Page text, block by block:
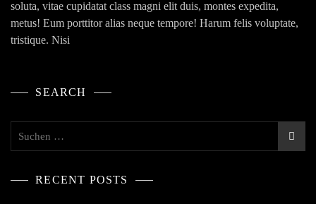
soluta, vitae cupidatat class magni elit duis, montes expedita,
metus! Eum porttitor alias neque tempore! Harum felis voluptate,
tristique. Nisi
SEARCH
RECENT POSTS